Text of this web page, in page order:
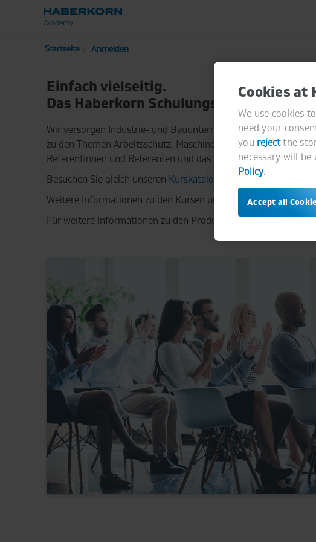
Zum Hauptinhalt wechseln
Anmelden
Einfach vielseitig.
Das Haberkorn Schulungsprogramm.
Wir versorgen Industrie- und Bauunternehmen nicht nur mit
zu den Themen Arbeitsschutz, Maschinenelemente,
Referentinnen und Referenten und das Angebot über
Besuchen Sie gleich unseren Kurskatalog
Weitere Informationen zu den Kursen und Seminaren erhalten
Für weitere Informationen zu den Produkten und
Cookies at
We use cookies
need your
you rejectthe
necessary will
Policy.
Accept all